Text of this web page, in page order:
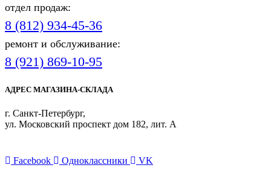
отдел продаж:
8 (812) 934-45-36
ремонт и обслуживание:
8 (921) 869-10-95
АДРЕС МАГАЗИНА-СКЛАДА
г. Санкт-Петербург,
ул. Московский проспект дом 182, лит. А
Facebook
Одноклассники VK